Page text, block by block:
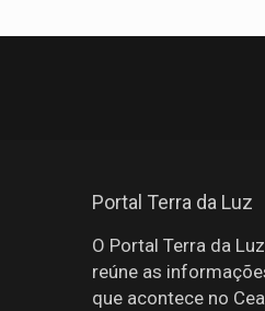
Portal Terra da Luz
O Portal Terra da
reúne as
que acontece no